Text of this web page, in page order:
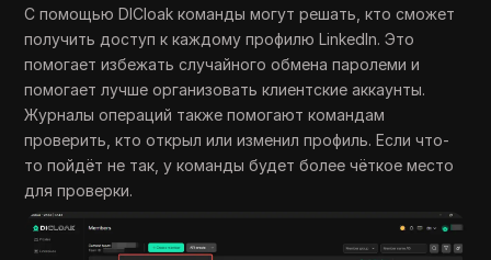
С помощью DICloak команды могут решать, кто сможет
получить доступ к каждому профилю LinkedIn. Это
помогает избежать случайного обмена паролеми и
помогает лучше организовать клиентские аккаунты.
Журналы операций также помогают командам
проверить, кто открыл или изменил профиль. Если что-
то пойдёт не так, у команды будет более чёткое место
для проверки.